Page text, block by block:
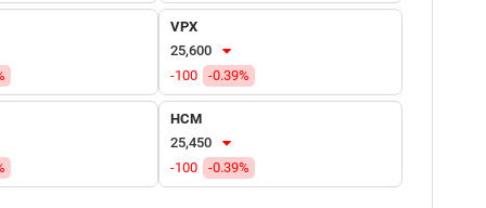
VPX
25,600
-100
-0.39%
HCM
25,450
-100
-0.39%